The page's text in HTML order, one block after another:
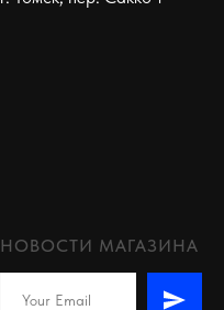
НОВОСТИ МАГАЗИНА